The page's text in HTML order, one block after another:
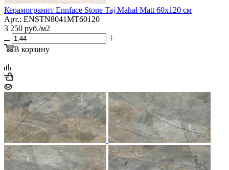
Керамогранит Ennface Stone Taj Mahal Matt 60x120 см
Арт.: ENSTN8041MT60120
3 250 руб./м2
В корзину